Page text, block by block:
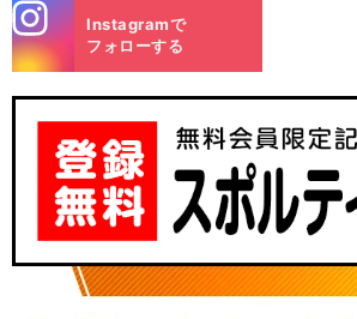
m
Instagramで
フォローする